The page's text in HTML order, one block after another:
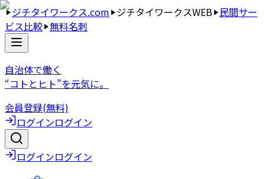
ジチタイワークス.com ジチタイワークスWEB 民間サー
ビス比較 無料名刺
自治体で働く
“コトとヒト”を元気に。
会員登録(無料)
ログインログイン
ログインログイン